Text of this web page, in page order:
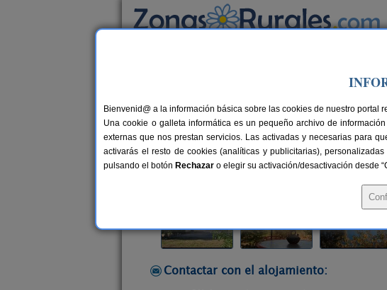
Busca
Cornudella de
Molí del Pont
Casa Rural en Cornudella de Montsant
Alquiler completo 2-22 plazas 41 km de
Contactar con el alojamiento:
Bienvenid@ a la información básica sobre las cookies de nuestro portal
Una cookie o galleta informática es un pequeño archivo de
externas que nos prestan servicios. Las activadas y necesarias para
activarás el resto de cookies (analíticas y publicitarias),
pulsando el botón Rechazar o elegir su activación/desactivación desde